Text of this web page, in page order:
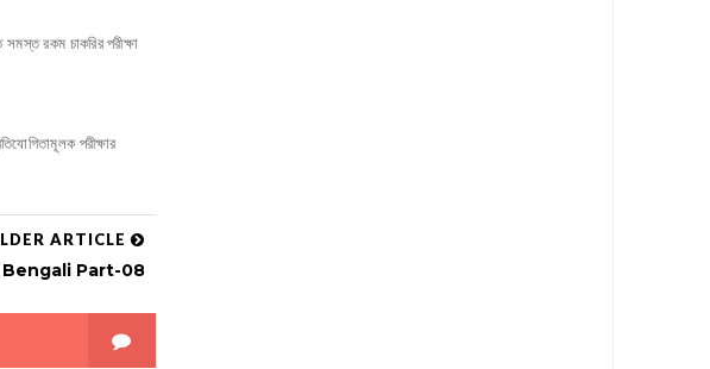
চাকরির পরীক্ষা
পরীক্ষার
ARTICLE
Part-08